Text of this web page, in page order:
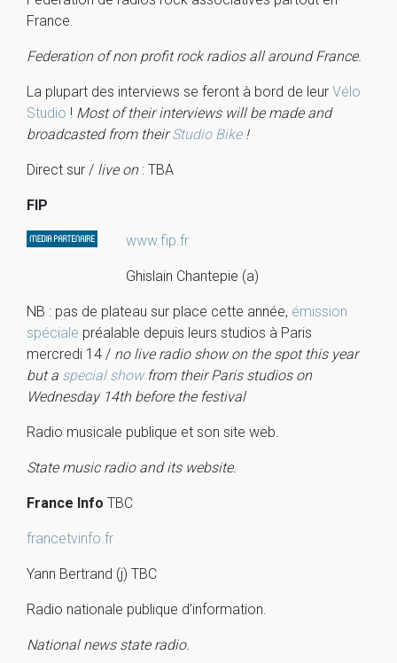
France.
Federation of non profit rock radios all around France.
La plupart des interviews se feront à bord de leur Vélo
Studio ! Most of their interviews will be made and
broadcasted from theirStudio Bike!
Direct sur / live on: TBA
FIP
www.fip.fr
Ghislain Chantepie (a)
NB : pas de plateau sur place cette année, émission
spéciale préalable depuis leurs studios à Paris
mercredi 14 / no live radio show on the spot this year
but a special showfrom their Paris studios on
Wednesday 14th before the festival
Radio musicale publique et son site web.
State music radio and its website.
France Info TBC
francetvinfo.fr
Yann Bertrand (j) TBC
Radio nationale publique d’information.
National news state radio.